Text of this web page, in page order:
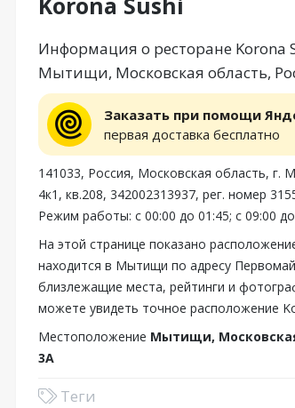
Информация о ресторане Korona
Мытищи, Московская область,
Заказать при помощи
первая доставка бесплатно
141033, Россия, Московская область, г.
4к1, кв.208, 342002313937, рег. номер
Режим работы: с 00:00 до 01:45; с 09:00
На этой странице показано
находится в Мытищи по адресу
близлежащие места, рейтинги и
можете увидеть точное расположение
Местоположение Мытищи,
3А
Теги